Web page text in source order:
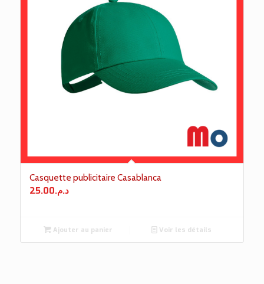
Casquette publicitaire Casablanca
د.م.25.00
Ajouter au panier Voir les détails